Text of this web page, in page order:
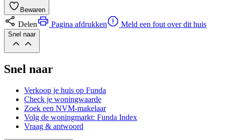
Bewaren
Delen Pagina afdrukken Meld een fout over dit huis
Snel naar
Snel naar
Verkoop je huis op Funda
Check je woningwaarde
Zoek een NVM-makelaar
Volg de woningmarkt: Funda Index
Vraag & antwoord